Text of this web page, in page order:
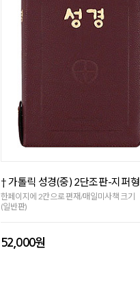
† 가톨릭 성경(중) 2단조판-지퍼형
한페이지에 2칸으로 편재/매일미사책 크기
(일반판)
52,000원